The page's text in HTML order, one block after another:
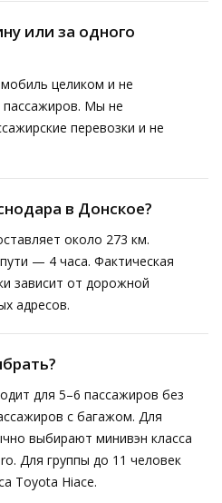
или за одного
целиком и не
пассажиров. Мы не
перевозки и не
в Донское?
около 273 км.
— 4 часа. Фактическая
зависит от дорожной
адресов.
для 5–6 пассажиров без
с багажом. Для
выбирают минивэн класса
Для группы до 11 человек
Toyota Hiace.